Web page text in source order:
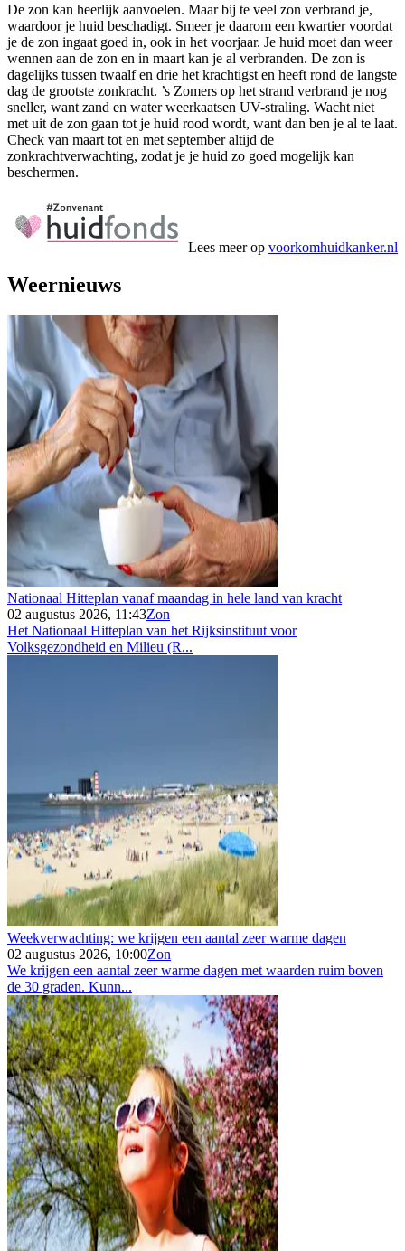
De zon kan heerlijk aanvoelen. Maar bij te veel zon verbrand je,
waardoor je huid beschadigt. Smeer je daarom een kwartier voordat
je de zon ingaat goed in, ook in het voorjaar. Je huid moet dan weer
wennen aan de zon en in maart kan je al verbranden. De zon is
dagelijks tussen twaalf en drie het krachtigst en heeft rond de langste
dag de grootste zonkracht. ’s Zomers op het strand verbrand je nog
sneller, want zand en water weerkaatsen UV-straling. Wacht niet
met uit de zon gaan tot je huid rood wordt, want dan ben je al te laat.
Check van maart tot en met september altijd de
zonkrachtverwachting, zodat je je huid zo goed mogelijk kan
beschermen.
Lees meer op voorkomhuidkanker.nl
Weernieuws
Nationaal Hitteplan vanaf maandag in hele land van kracht
02 augustus 2026, 11:43Zon
Het Nationaal Hitteplan van het Rijksinstituut voor
Volksgezondheid en Milieu (R...
Weekverwachting: we krijgen een aantal zeer warme dagen
02 augustus 2026, 10:00Zon
We krijgen een aantal zeer warme dagen met waarden ruim boven
de 30 graden. Kunn...